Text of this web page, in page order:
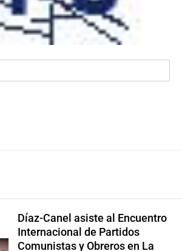
Díaz-Canel asiste al Encuentro
Internacional de Partidos
Comunistas y Obreros en La